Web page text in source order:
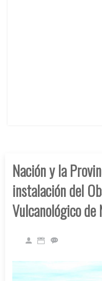
Nación y la
instalación del
Vulcanológico de